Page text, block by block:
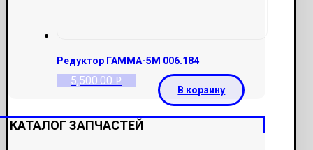
Редуктор ГАММА-5М 006.184
5,500.00 Р
В корзину
КАТАЛОГ ЗАПЧАСТЕЙ